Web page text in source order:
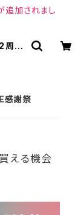
追加されまし
周年
感謝祭
える機会